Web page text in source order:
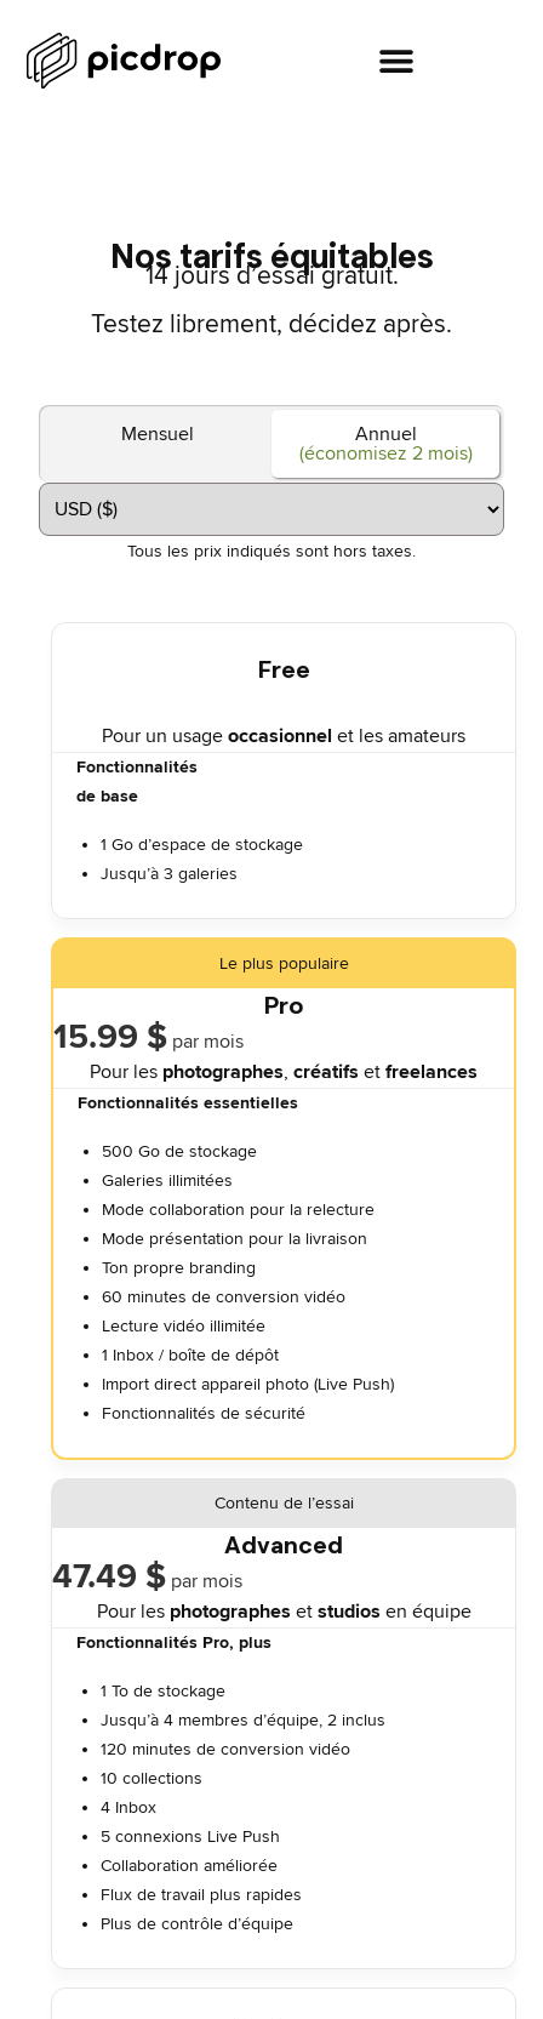
Nos tarifs équitables
14 jours d’essai gratuit.
Testez librement, décidez après.
Mensuel
Annuel
(économisez 2 mois)
Tous les prix indiqués sont hors taxes.
Free
Pour un usage occasionnel et les amateurs
Fonctionnalités
de base
1 Go d’espace de stockage
Jusqu’à 3 galeries
Le plus populaire
Pro
15.99 $ par mois
Pour les photographes, créatifs et freelances
Fonctionnalités essentielles
500 Go de stockage
Galeries illimitées
Mode collaboration pour la relecture
Mode présentation pour la livraison
Ton propre branding
60 minutes de conversion vidéo
Lecture vidéo illimitée
1 Inbox / boîte de dépôt
Import direct appareil photo (Live Push)
Fonctionnalités de sécurité
Contenu de l’essai
Advanced
47.49 $ par mois
Pour les photographes et studios en équipe
Fonctionnalités Pro, plus
1 To de stockage
Jusqu’à 4 membres d’équipe, 2 inclus
120 minutes de conversion vidéo
10 collections
4 Inbox
5 connexions Live Push
Collaboration améliorée
Flux de travail plus rapides
Plus de contrôle d’équipe